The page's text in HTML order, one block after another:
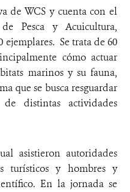
de WCS y cuenta con el
Pesca y Acuicultura,
Se trata de 60
cómo actuar
marinos y su fauna,
que se busca resguardar
distintas actividades
asistieron autoridades
turísticos y hombres y
En la jornada se